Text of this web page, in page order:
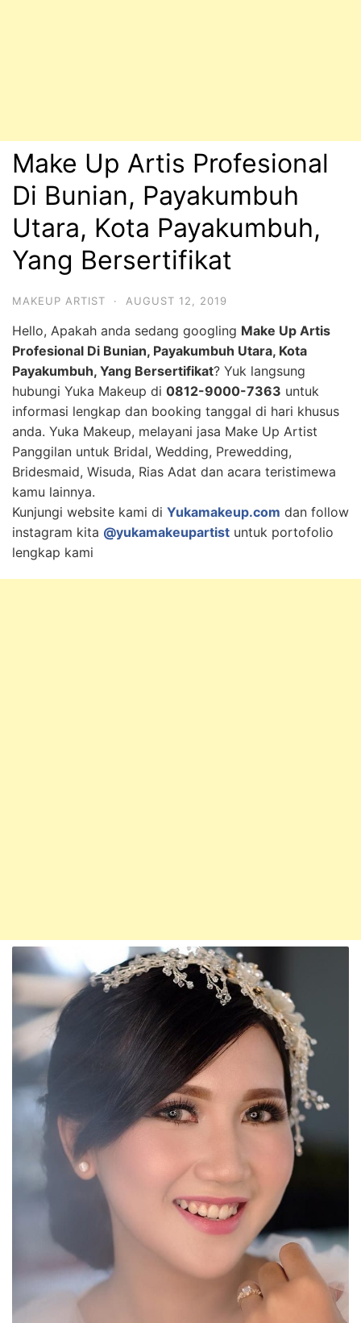
Make Up Artis Profesional
Di Bunian, Payakumbuh
Utara, Kota Payakumbuh,
Yang Bersertifikat
MAKEUP ARTIST · AUGUST 12, 2019
Hello, Apakah anda sedang googling Make Up Artis
Profesional Di Bunian, Payakumbuh Utara, Kota
Payakumbuh, Yang Bersertifikat? Yuk langsung
hubungi Yuka Makeup di 0812-9000-7363 untuk
informasi lengkap dan booking tanggal di hari khusus
anda. Yuka Makeup, melayani jasa Make Up Artist
Panggilan untuk Bridal, Wedding, Prewedding,
Bridesmaid, Wisuda, Rias Adat dan acara teristimewa
kamu lainnya.
Kunjungi website kami di Yukamakeup.com dan follow
instagram kita @yukamakeupartist untuk portofolio
lengkap kami